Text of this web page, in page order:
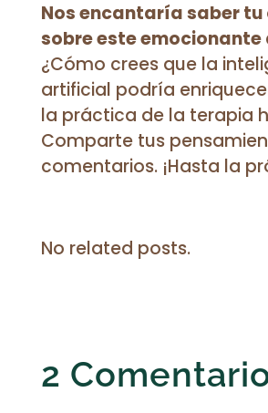
Nos encantaría saber tu
sobre este
¿Cómo crees que la
artificial podría
la práctica de la terapia
Comparte tus
comentarios. ¡Hasta la
No related posts.
2